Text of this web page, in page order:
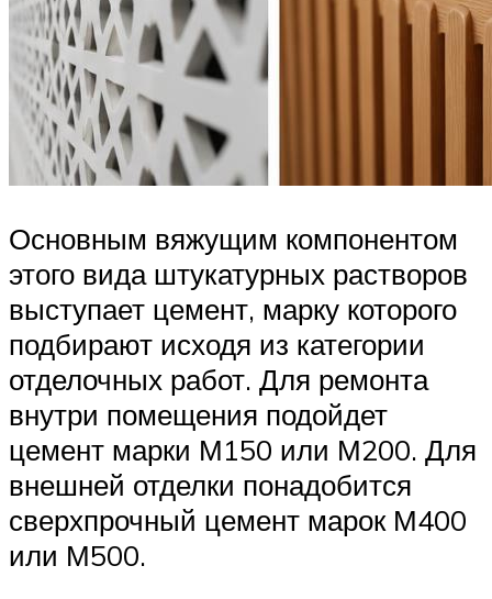
Основным вяжущим компонентом
этого вида штукатурных растворов
выступает цемент, марку которого
подбирают исходя из категории
отделочных работ. Для ремонта
внутри помещения подойдет
цемент марки М150 или М200. Для
внешней отделки понадобится
сверхпрочный цемент марок М400
или М500.